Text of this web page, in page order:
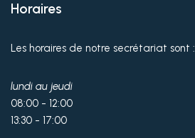
Horaires
Les horaires de notre secrétariat sont :
lundi au jeudi
08:00 - 12:00
13:30 - 17:00